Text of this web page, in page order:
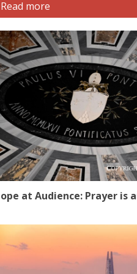
Read more
at Audience: Prayer is